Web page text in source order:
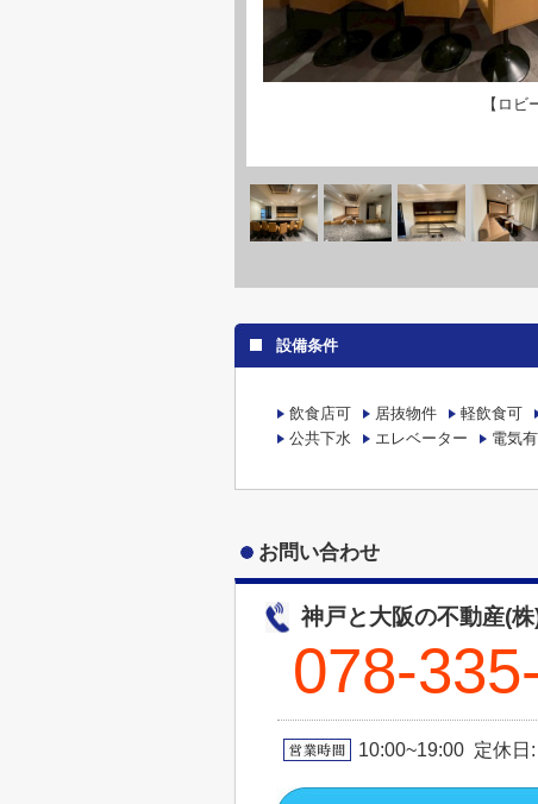
【ロビ
設備条件
飲食店可 居抜物件 軽飲食可
公共下水
エレベーター 電気有
お問い合わせ
神戸と大阪の不動産(
078-
10:00~19:00 定休日